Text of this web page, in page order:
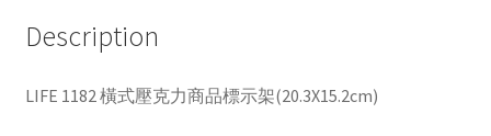
示
架
quantity
Description
LIFE 1182 橫式壓克力商品標示架(20.3X15.2cm)